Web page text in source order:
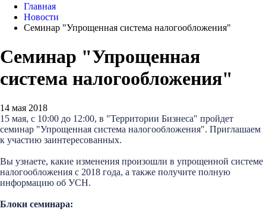
Главная
Новости
Семинар "Упрощенная система налогообложения"
Семинар "Упрощенная
система налогообложения"
14 мая 2018
15 мая, с 10:00 до 12:00, в "Территории Бизнеса" пройдет
семинар "Упрощенная система налогообложения". Приглашаем
к участию заинтересованных.
Вы узнаете, какие изменения произошли в упрощенной системе
налогообложения с 2018 года, а также получите полную
информацию об УСН.
Блоки семинара: